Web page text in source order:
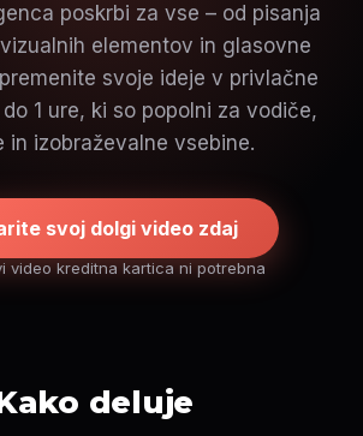
poskrbi za vse – od pisanja
elementov in glasovne
svoje ideje v privlačne
1 ure, ki so popolni za vodiče,
in izobraževalne vsebine.
svoj dolgi video zdaj
video kreditna kartica ni potrebna
deluje